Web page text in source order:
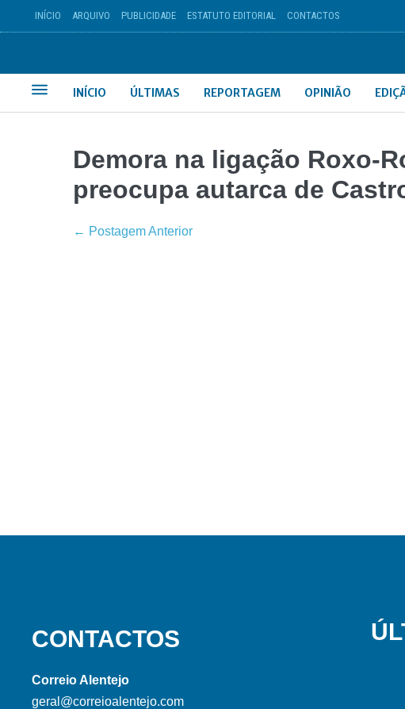
INÍCIO ARQUIVO PUBLICIDADE ESTATUTO EDITORIAL CONTACTOS
INÍCIO ÚLTIMAS REPORTAGEM OPINIÃO
Demora na ligação Roxo-
preocupa autarca de
← Postagem Anterior
CONTACTOS
Correio Alentejo
geral@correioalentejo.com